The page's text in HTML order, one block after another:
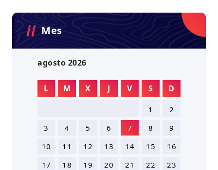
Mes
agosto 2026
L M X J V S D
1
2
3
4 5 6 7 8
9
10
11 12 13 14 15
16
17
18 19 20 21 22
23